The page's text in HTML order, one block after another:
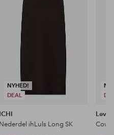
NYHED!
DEAL
ICHI
Nederdel ihLuls Long SK
Levi's